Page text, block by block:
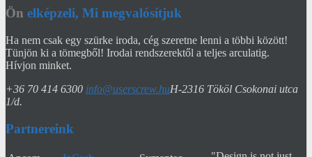
Ön elképzeli, Mi megvalósítjuk
Ha nem csak egy szürke iroda, cég szeretne lenni a többi között!
Tünjön ki a tömegből! Irodai rendszerektől a teljes arculatig.
Hívjon minket.
+36 70 414 6300 info@userscrew.huH-2316 Tököl Csokonai utca
1/d.
Partnereink